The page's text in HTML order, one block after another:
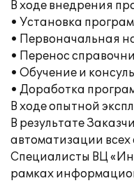
В ходе внедрения
• Установка
• Первоначальная
• Перенос
• Обучение и
• Доработка
В ходе опытной
В результате
автоматизации
Специалисты ВЦ
рамках